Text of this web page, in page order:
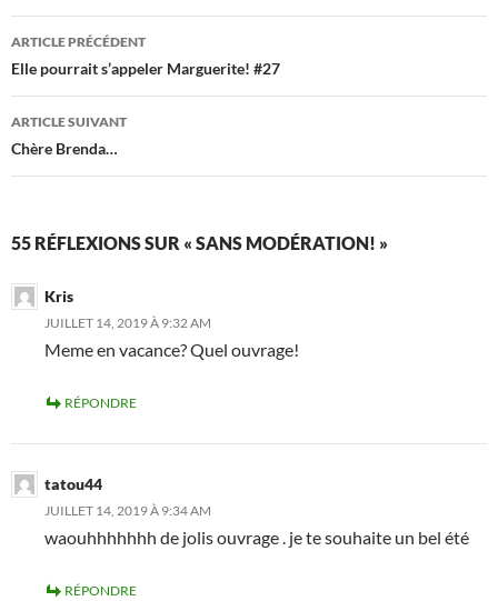
Navigation
des
articles
ARTICLE PRÉCÉDENT
Elle pourrait s’appeler Marguerite! #27
ARTICLE SUIVANT
Chère Brenda…
55 RÉFLEXIONS SUR « SANS MODÉRATION! »
Kris
JUILLET 14, 2019 À 9:32 AM
Meme en vacance? Quel ouvrage!
RÉPONDRE
tatou44
JUILLET 14, 2019 À 9:34 AM
waouhhhhhhh de jolis ouvrage . je te souhaite un bel été
RÉPONDRE